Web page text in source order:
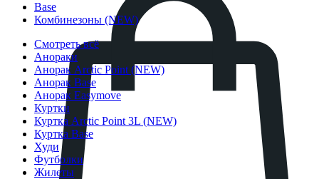
Base
Комбинезоны (NEW)
Смотреть всё
Анораки
Анорак Arctic Point (NEW)
Анорак Base
Анорак Easymove
Куртки
Куртка Arctic Point 3L (NEW)
Куртка Base
Худи
Футболки
Жилеты